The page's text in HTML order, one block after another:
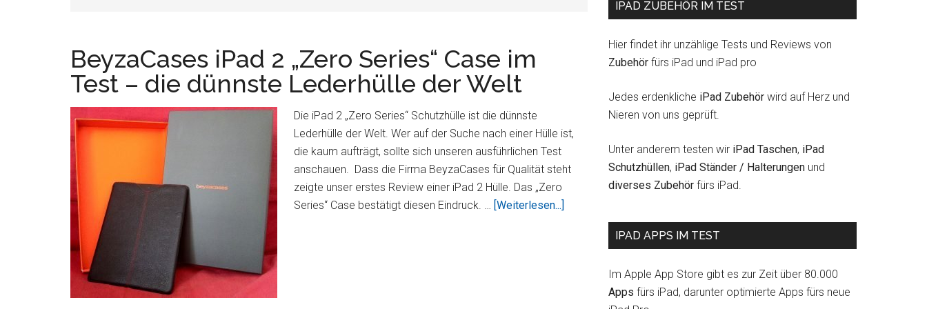
BeyzaCases iPad 2 „Zero Series“ Case im
Test – die dünnste Lederhülle der Welt
Die iPad 2 „Zero Series“ Schutzhülle ist die dünnste
Lederhülle der Welt. Wer auf der Suche nach einer Hülle ist,
die kaum aufträgt, sollte sich unseren ausführlichen Test
anschauen. Dass die Firma BeyzaCases für Qualität steht
zeigte unser erstes Review einer iPad 2 Hülle. Das „Zero
Series“ Case bestätigt diesen Eindruck. … [Weiterlesen...]
IPAD ZUBEHÖR IM TEST
Hier findet ihr unzählige Tests und Reviews von
Zubehör fürs iPad und iPad pro
Jedes erdenkliche iPad Zubehör wird auf Herz und
Nieren von uns geprüft.
Unter anderem testen wir iPad Taschen, iPad
Schutzhüllen, iPad Ständer / Halterungen und
diverses Zubehör fürs iPad.
IPAD APPS IM TEST
Im Apple App Store gibt es zur Zeit über 80.000
Apps fürs iPad, darunter optimierte Apps fürs neue